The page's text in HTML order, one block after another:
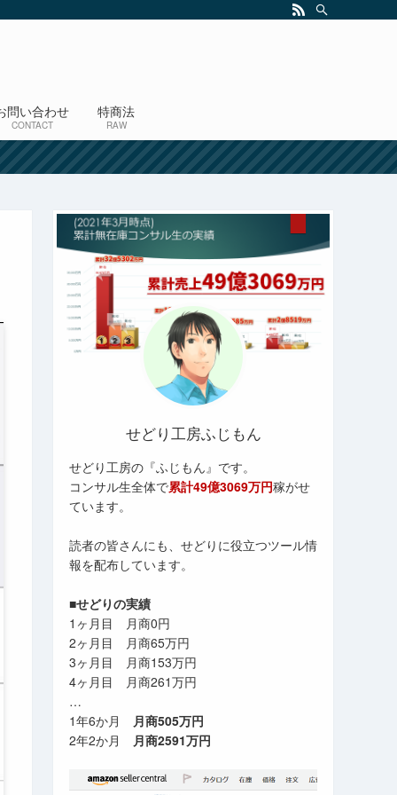
問い合わせ
CONTACT
特商法
RAW
せどり工房ふじもん
せどり工房の『ふじもん』です。
コンサル生全体で累計49億3069万円稼がせ
ています。
読者の皆さんにも、せどりに役立つツール情
報を配布しています。
■せどりの実績
1ヶ月目 月商0円
2ヶ月目 月商65万円
3ヶ月目 月商153万円
4ヶ月目 月商261万円
…
1年6か月 月商505万円
2年2か月 月商2591万円